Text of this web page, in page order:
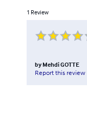
1 Review
by Mehdi GOTTE
Report this review